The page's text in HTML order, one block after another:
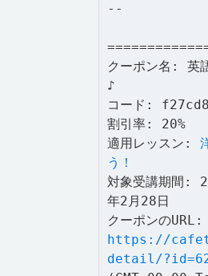
--
クーポン名: 英
♪
コード:
割引率: 20%
適用レッスン:
う！
対象受講期間:
年2月28日
クーポンのURL:
https://
detail/